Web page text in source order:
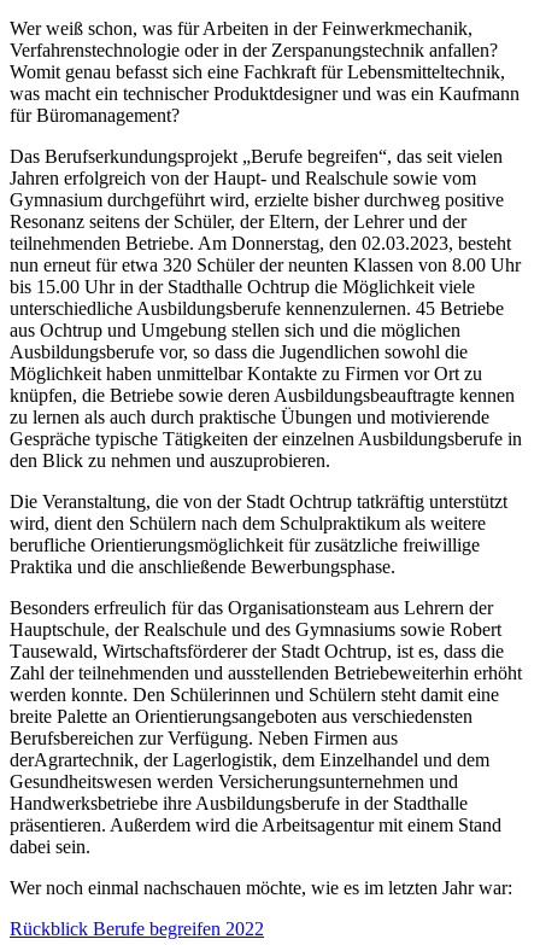
Wer weiß schon, was für Arbeiten in der Feinwerkmechanik,
Verfahrenstechnologie oder in der Zerspanungstechnik anfallen?
Womit genau befasst sich eine Fachkraft für Lebensmitteltechnik,
was macht ein technischer Produktdesignerund was ein Kaufmann
für Büromanagement?
Das Berufserkundungsprojekt „Berufe begreifen“, das seit vielen
Jahren erfolgreich von der Haupt- und Realschule sowie vom
Gymnasium durchgeführt wird, erzielte bisher durchweg positive
Resonanz seitens der Schüler, der Eltern, der Lehrer und der
teilnehmenden Betriebe. Am Donnerstag, den 02.03.2023, besteht
nun erneut für etwa 320 Schüler der neunten Klassen von 8.00 Uhr
bis 15.00 Uhr in der Stadthalle Ochtrup die Möglichkeit viele
unterschiedliche Ausbildungsberufe kennenzulernen. 45 Betriebe
aus Ochtrup und Umgebung stellen sich und die möglichen
Ausbildungsberufe vor, so dass die Jugendlichen sowohl die
Möglichkeit haben unmittelbarKontakte zu Firmen vor Ort zu
knüpfen, die Betriebe sowie deren Ausbildungsbeauftragte kennen
zu lernen als auch durch praktische Übungen und motivierende
Gespräche typische Tätigkeiten der einzelnen Ausbildungsberufe in
den Blick zu nehmen und auszuprobieren.
Die Veranstaltung, die von der Stadt Ochtrup tatkräftig unterstützt
wird, dient den Schülern nach dem Schulpraktikum als weitere
berufliche Orientierungsmöglichkeit fürzusätzliche freiwillige
Praktika und die anschließende Bewerbungsphase.
Besonders erfreulich für das Organisationsteam aus Lehrern der
Hauptschule, der Realschule und des Gymnasiums sowie Robert
Tausewald, Wirtschaftsförderer der Stadt Ochtrup, ist es, dass die
Zahl der teilnehmenden und ausstellenden Betriebeweiterhin erhöht
werden konnte. Den Schülerinnen und Schülern steht damit eine
breite Palette an Orientierungsangeboten aus verschiedensten
Berufsbereichen zur Verfügung. Neben Firmen aus
derAgrartechnik, derLagerlogistik, dem Einzelhandel und dem
Gesundheitswesen werden Versicherungsunternehmen und
Handwerksbetriebe ihre Ausbildungsberufe in der Stadthalle
präsentieren. Außerdem wird die Arbeitsagentur mit einem Stand
dabei sein.
Wer noch einmal nachschauen möchte, wie es im letzten Jahr war:
Rückblick Berufe begreifen 2022